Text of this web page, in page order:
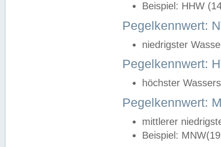
Beispiel: HHW
Pegelkennwert:
niedrigster
Pegelkennwert:
höchster
Pegelkennwert:
mittlerer
Beispiel: